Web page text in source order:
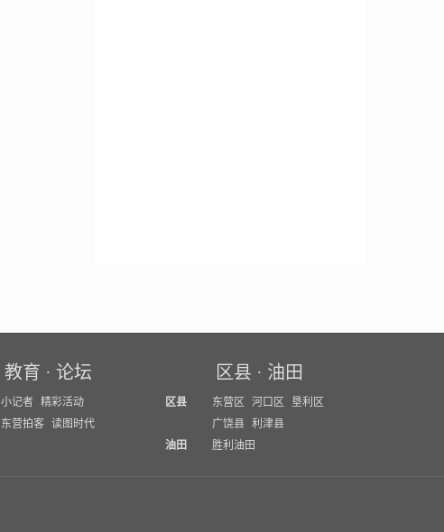
教育 ·论坛
小记者 精彩活动
东营拍客 读图时代
区县 · 油田
区县 东营区 河口区
垦利区
广饶县 利津县
油田
胜利油田